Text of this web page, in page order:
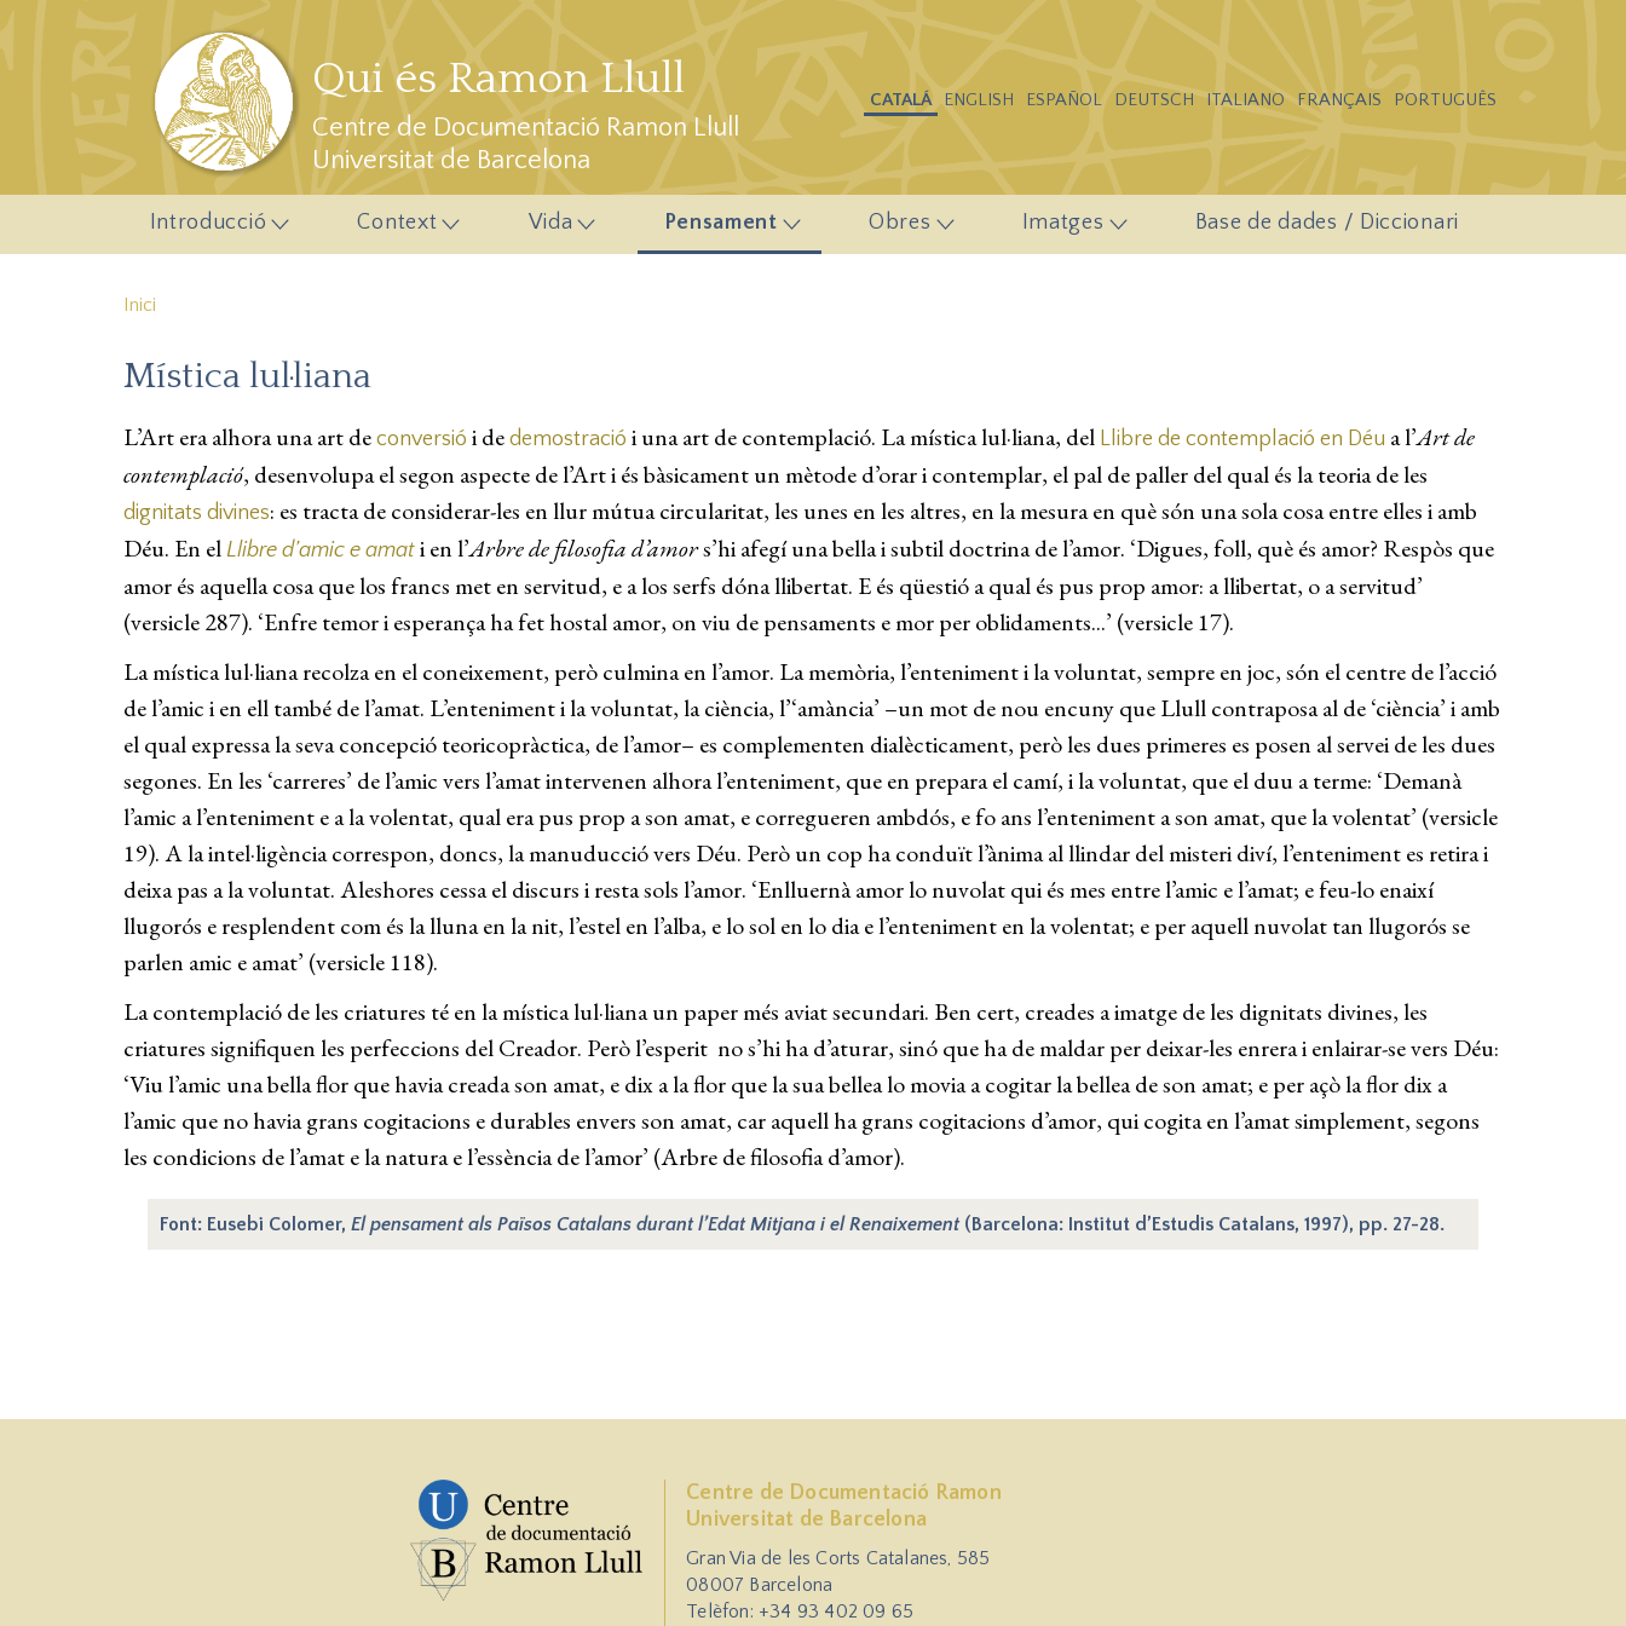
Vés al contingut
Qui és Ramon Llull
Centre de Documentació Ramon Llull
Universitat de Barcelona
CATALÁ ENGLISH ESPAÑOL DEUTSCH ITALIANO FRANÇAIS PORTUGUÊS
Introducció Context Vida Pensament Obres Imatges Base de dades / Diccionari
Inici
Mística lul·liana
L’Art era alhora una art de conversió i de demostració i una art de contemplació. La mística lul·liana, del Llibre de contemplació en Déu a l’Art de
contemplació, desenvolupa el segon aspecte de l’Art i és bàsicament un mètode d’orar i contemplar, el pal de paller del qual és la teoria de les
dignitats divines: es tracta de considerar-les en llur mútua circularitat, les unes en les altres, en la mesura en què són una sola cosa entre elles i amb
Déu. En el Llibre d’amic e amat i en l’Arbre de filosofia d’amors’hi afegí una bella i subtil doctrina de l’amor. ‘Digues, foll, què és amor? Respòs que
amor és aquella cosa que los francs met en servitud, e a los serfs dóna llibertat. E és qüestió a qual és pus prop amor: a llibertat, o a servitud’
(versicle 287). ‘Enfre temor i esperança ha fet hostal amor, on viu de pensaments e mor per oblidaments...’ (versicle 17).
La mística lul·liana recolza en el coneixement, però culmina en l’amor. La memòria, l’enteniment i la voluntat, sempre en joc, són el centre de l’acció
de l’amic i en ell també de l’amat. L’enteniment i la voluntat, la ciència, l’‘amància’ –un mot de nou encuny que Llull contraposa al de ‘ciència’ i amb
el qual expressa la seva concepció teoricopràctica, de l’amor– es complementen dialècticament, però les dues primeres es posen al servei de les dues
segones. En les ‘carreres’ de l’amic vers l’amat intervenen alhora l’enteniment, que en prepara el camí, i la voluntat, que el duu a terme: ‘Demanà
l’amic a l’enteniment e a la volentat, qual era pus prop a son amat, e corregueren ambdós, e fo ans l’enteniment a son amat, que la volentat’ (versicle
19). A la intel·ligència correspon, doncs, la manuducció vers Déu. Però un cop ha conduït l’ànima al llindar del misteri diví, l’enteniment es retira i
deixa pas a la voluntat. Aleshores cessa el discurs i resta sols l’amor. ‘Enlluernà amor lo nuvolat qui és mes entre l’amic e l’amat; e feu-lo enaixí
llugorós e resplendent com és la lluna en la nit, l’estel en l’alba, e lo sol en lo dia e l’enteniment en la volentat; e per aquell nuvolat tan llugorós se
parlen amic e amat’ (versicle 118).
La contemplació de les criatures té en la mística lul·liana un paper més aviat secundari. Ben cert, creades a imatge de les dignitats divines, les
criatures signifiquen les perfeccions del Creador. Però l’esperit no s’hi ha d’aturar, sinó que ha de maldar per deixar-les enrera i enlairar-se vers Déu:
‘Viu l’amic una bella flor que havia creada son amat, e dix a la flor que la sua bellea lo movia a cogitar la bellea de son amat; e per açò la flor dix a
l’amic que no havia grans cogitacions e durables envers son amat, car aquell ha grans cogitacions d’amor, qui cogita en l’amat simplement, segons
les condicions de l’amat e la natura e l’essència de l’amor’ (Arbre de filosofia d’amor).
Font: Eusebi Colomer, El pensament als Països Catalans durant l’Edat Mitjana i el Renaixement (Barcelona: Institut d’Estudis Catalans, 1997), pp. 27-28.
Centre de Documentació Ramon
Universitat de Barcelona
Gran Via de les Corts Catalanes, 585
08007 Barcelona
Telèfon: +34 93 402 09 65